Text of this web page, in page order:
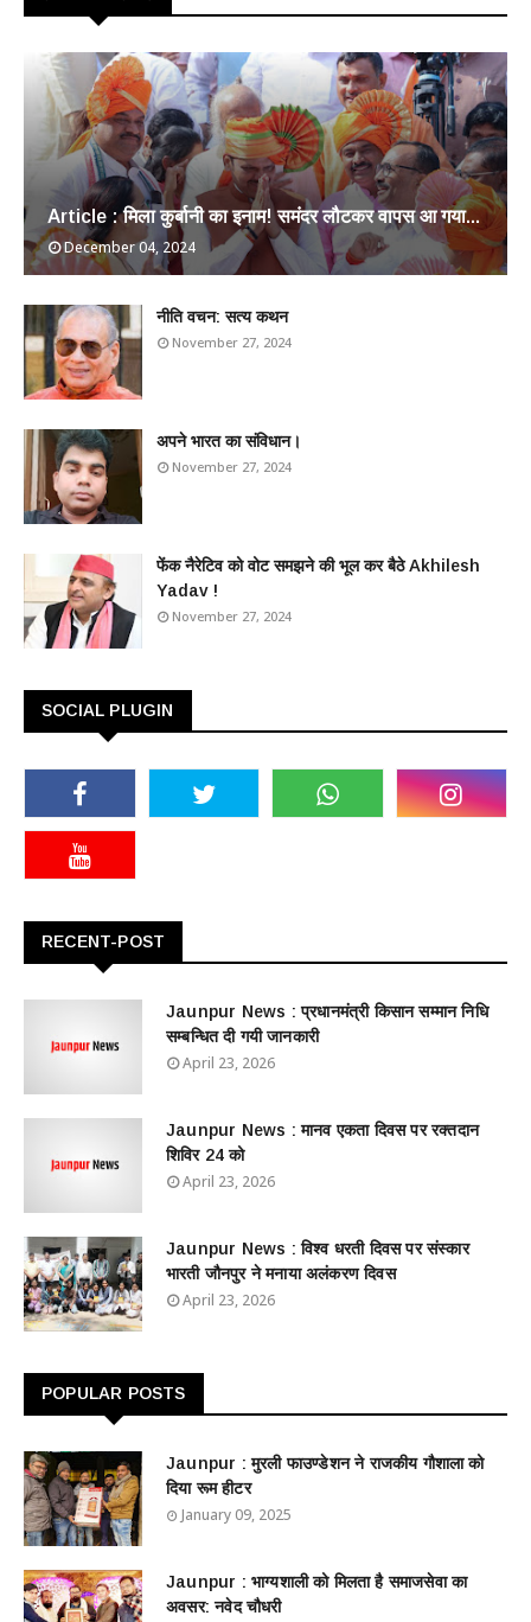
Article : मिला कुर्बानी का इनाम! समंदर लौटकर वापस आ गया...
December 04, 2024
​नीति वचन: सत्य कथन
November 27, 2024
अपने भारत का संविधान।
November 27, 2024
फेंक नैरेटिव को वोट समझने की भूल कर बैठे Akhilesh
Yadav !
November 27, 2024
SOCIAL PLUGIN
RECENT-POST
Jaunpur News : ​प्रधानमंत्री किसान सम्मान निधि
सम्बन्धित दी गयी जानकारी
April 23, 2026
Jaunpur News : ​मानव एकता दिवस पर रक्तदान
शिविर 24 को
April 23, 2026
Jaunpur News : विश्व धरती दिवस पर संस्कार
भारती जौनपुर ने मनाया अलंकरण दिवस
April 23, 2026
POPULAR POSTS
Jaunpur : ​मुरली फाउण्डेशन ने राजकीय गौशाला को
दिया रूम हीटर
January 09, 2025
Jaunpur : ​भाग्यशाली को मिलता है समाजसेवा का
अवसर: नवेद चौधरी